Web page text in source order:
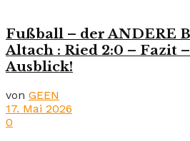
Fußball – der ANDERE
Altach : Ried 2:0 – Fazit
Ausblick!
von GEEN
17. Mai 2026
0